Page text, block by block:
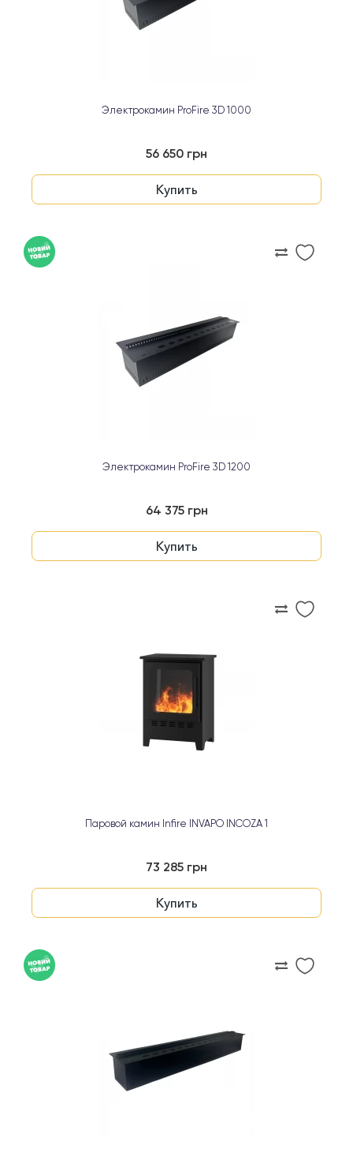
Электрокамин ProFire 3D 1000
56 650 грн
Купить
Электрокамин ProFire 3D 1200
64 375 грн
Купить
Паровой камин Infire INVAPO INCOZA 1
73 285 грн
Купить